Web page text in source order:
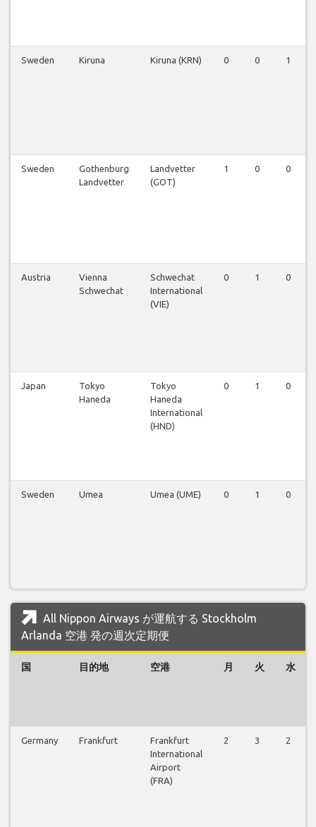
Sweden Kiruna Kiruna (KRN) 0 0 1
Sweden
Gothenburg
Landvetter
Landvetter
(GOT)
1 0 0
Austria
Vienna
Schwechat
Schwechat
International
(VIE)
0 1 0
Japan
Tokyo
Haneda
Tokyo
Haneda
International
(HND)
0 1 0
Sweden Umea Umea (UME) 0 1 0
All Nippon Airways が運航する Stockholm
Arlanda 空港 発の週次定期便
国 目的地 空港 月 火 水
Germany Frankfurt
Frankfurt
International
Airport
(FRA)
2 3 2